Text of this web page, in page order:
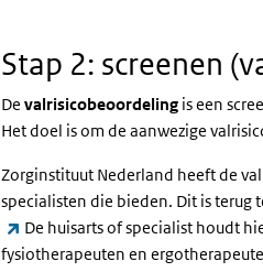
Stap 2: screenen
De valrisicobeoordeling is een
Het doel is om de aanwezige
Zorginstituut Nederland heeft de
specialisten die bieden. Dit is terug
(externe link)
De huisarts of specialist houdt
fysiotherapeuten en